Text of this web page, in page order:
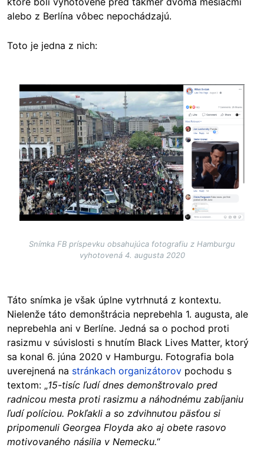
alebo z Berlína vôbec nepochádzajú.
Toto je jedna z nich:
Image
Snímka FB príspevku obsahujúca fotografiu z Hamburgu
vyhotovená 4. augusta 2020
Táto snímka je však úplne vytrhnutá z kontextu.
Nielenže táto demonštrácia neprebehla 1. augusta, ale
neprebehla ani v Berlíne. Jedná sa o pochod proti
rasizmu v súvislosti s hnutím Black Lives Matter, ktorý
sa konal 6. júna 2020 v Hamburgu. Fotografia bola
uverejnená na stránkach organizátorov pochodu s
textom: „15-tisíc ľudí dnes demonštrovalo pred
radnicou mesta proti rasizmu a náhodnému zabíjaniu
ľudí políciou. Pokľakli a so zdvihnutou päsťou si
pripomenuli Georgea Floyda ako aj obete rasovo
motivovaného násilia v Nemecku.“